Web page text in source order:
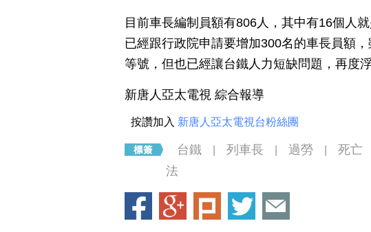
目前車長編制員額有806人，其中有16個人
已經跟行政院申請要增加300名的車長員額
等號，但也已經讓台鐵人力短缺問題，再度浮
新唐人亞太電視 綜合報導
按讚加入 新唐人亞太電視台粉絲團
台鐵 列車長 過勞 死亡
法